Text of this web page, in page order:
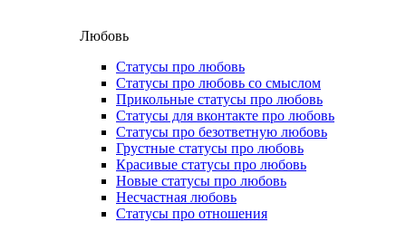
Любовь
Статусы про любовь
Статусы про любовь со смыслом
Прикольные статусы про любовь
Статусы для вконтакте про любовь
Статусы про безответную любовь
Грустные статусы про любовь
Красивые статусы про любовь
Новые статусы про любовь
Несчастная любовь
Статусы про отношения